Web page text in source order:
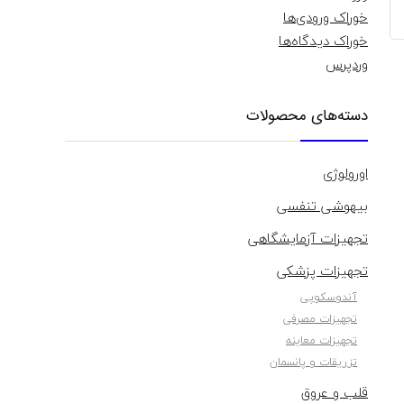
خوراک ورودی‌ها
خوراک دیدگاه‌ها
وردپرس
دسته‌های محصولات
اورولوژی
بیهوشی تنفسی
تجهیزات آزمایشگاهی
تجهیزات پزشکی
آندوسکوپی
تجهیزات مصرفی
تجهیزات معاینه
تزریقات و پانسمان
قلب و عروق